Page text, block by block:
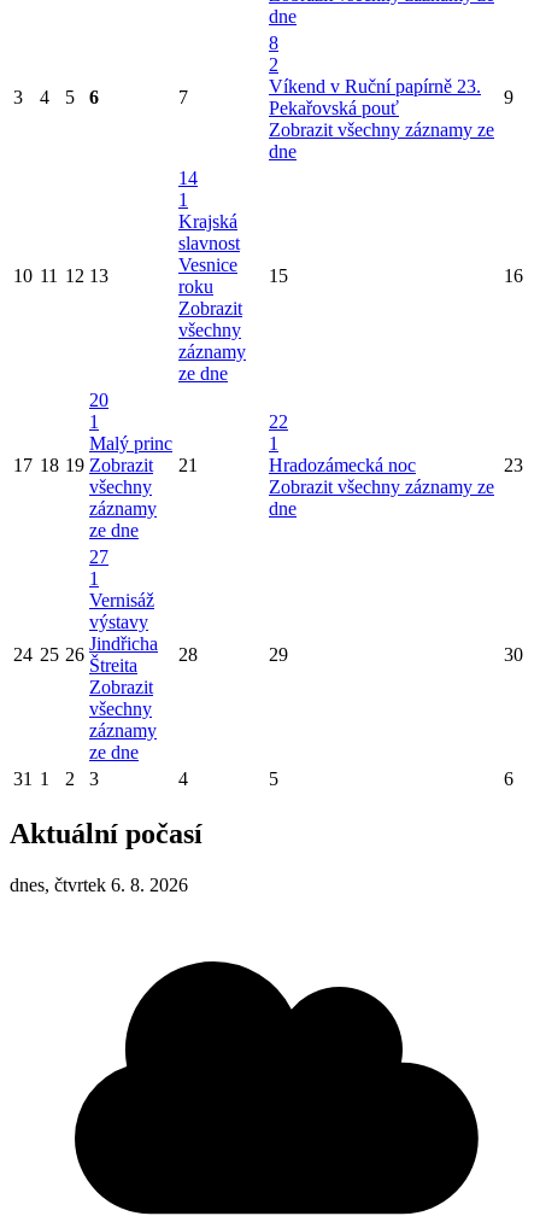
dne
3 4 5 6 7
8
2
Víkend v Ruční papírně 23.
Pekařovská pouť
Zobrazit všechny záznamy ze
dne
9
10 11 12 13
14
1
Krajská
slavnost
Vesnice
roku
Zobrazit
všechny
záznamy
ze dne
15 16
17 18 19
20
1
Malý princ
Zobrazit
všechny
záznamy
ze dne
21
22
1
Hradozámecká noc
Zobrazit všechny záznamy ze
dne
23
24 25 26
27
1
Vernisáž
výstavy
Jindřicha
Štreita
Zobrazit
všechny
záznamy
ze dne
28 29 30
31 1 2 3 4 5 6
Aktuální počasí
dnes, čtvrtek 6. 8. 2026